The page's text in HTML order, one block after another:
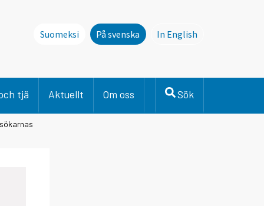
Suomeksi På svenska
In English
tjä Aktuellt Om oss Sök